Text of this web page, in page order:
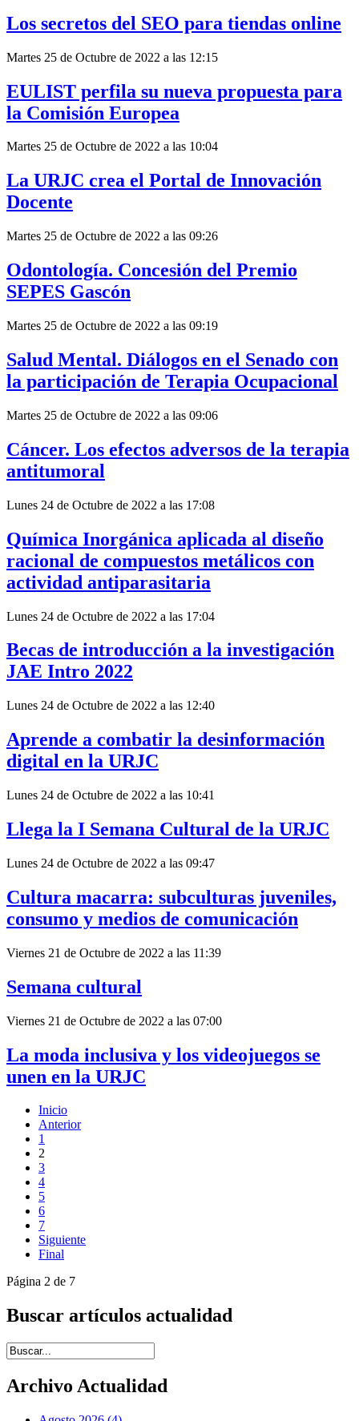
Los secretos del SEO para tiendas online
Martes 25 de Octubre de 2022 a las 12:15
EULIST perfila su nueva propuesta para
la Comisión Europea
Martes 25 de Octubre de 2022 a las 10:04
La URJC crea el Portal de Innovación
Docente
Martes 25 de Octubre de 2022 a las 09:26
Odontología. Concesión del Premio
SEPES Gascón
Martes 25 de Octubre de 2022 a las 09:19
Salud Mental. Diálogos en el Senado con
la participación de Terapia Ocupacional
Martes 25 de Octubre de 2022 a las 09:06
Cáncer. Los efectos adversos de la terapia
antitumoral
Lunes 24 de Octubre de 2022 a las 17:08
Química Inorgánica aplicada al diseño
racional de compuestos metálicos con
actividad antiparasitaria
Lunes 24 de Octubre de 2022 a las 17:04
Becas de introducción a la investigación
JAE Intro 2022
Lunes 24 de Octubre de 2022 a las 12:40
Aprende a combatir la desinformación
digital en la URJC
Lunes 24 de Octubre de 2022 a las 10:41
Llega la I Semana Cultural de la URJC
Lunes 24 de Octubre de 2022 a las 09:47
Cultura macarra: subculturas juveniles,
consumo y medios de comunicación
Viernes 21 de Octubre de 2022 a las 11:39
Semana cultural
Viernes 21 de Octubre de 2022 a las 07:00
La moda inclusiva y los videojuegos se
unen en la URJC
Inicio
Anterior
1
2
3
4
5
6
7
Siguiente
Final
Página 2 de 7
Buscar artículos actualidad
Introduce términos de búsqueda
Archivo Actualidad